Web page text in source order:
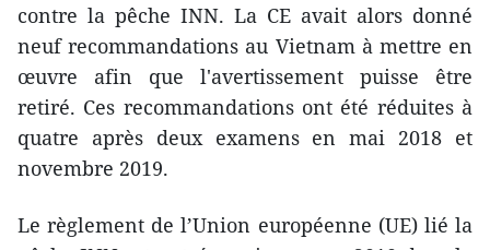
contre la pêche INN. La CE avait alors donné
neuf recommandations au Vietnam à mettre en
œuvre afin que l'avertissement puisse être
retiré. Ces recommandations ont été réduites à
quatre après deux examens en mai 2018 et
novembre 2019.
Le règlement de l’Union européenne (UE) lié la